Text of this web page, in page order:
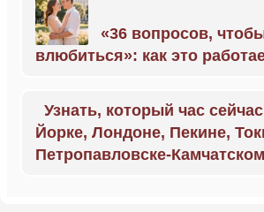
«36 вопросов,
влюбиться»: как это
Узнать, который час
Йорке, Лондоне, Пекине,
Петропавловске-Камчатском